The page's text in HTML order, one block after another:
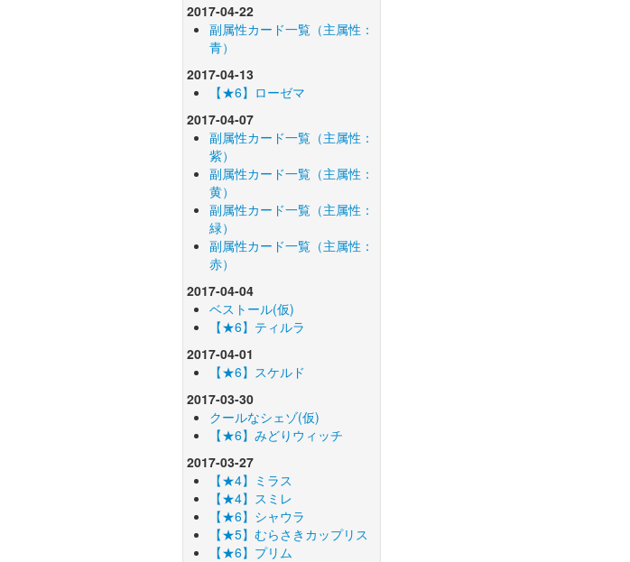
2017-04-22
副属性カード一覧（主属性：
青）
2017-04-13
【★6】ローゼマ
2017-04-07
副属性カード一覧（主属性：
紫）
副属性カード一覧（主属性：
黄）
副属性カード一覧（主属性：
緑）
副属性カード一覧（主属性：
赤）
2017-04-04
ベストール(仮)
【★6】ティルラ
2017-04-01
【★6】スケルド
2017-03-30
クールなシェゾ(仮)
【★6】みどりウィッチ
2017-03-27
【★4】ミラス
【★4】スミレ
【★6】シャウラ
【★5】むらさきカップリス
【★6】プリム